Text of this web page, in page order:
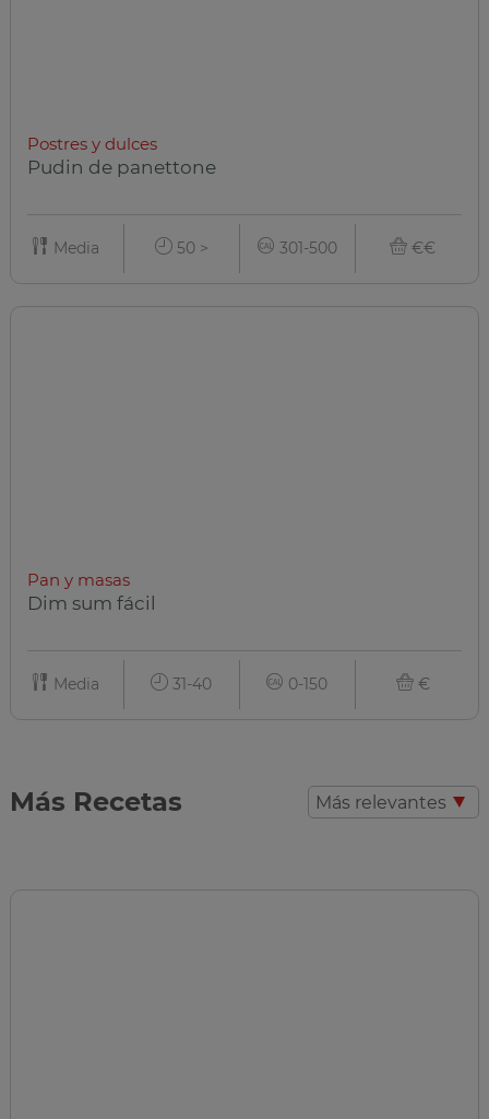
Postres y dulces
Pudin de panettone
Media 50 > 301-500 €€
Pan y masas
Dim sum fácil
Media 31-40 0-150 €
Más Recetas Más relevantes